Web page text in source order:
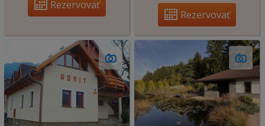
Rezervovať
Rezervovať